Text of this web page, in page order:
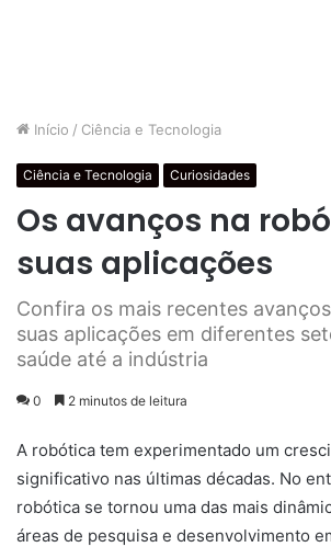
Início / Ciência e Tecnologia
Ciência e Tecnologia Curiosidades
Os avanços na
suas aplicações
Confira os mais recentes
suas aplicações em diferentes
saúde até a indústria
0 2 minutos de leitura
A robótica tem experimentado um
significativo nas últimas décadas. No
robótica se tornou uma das mais
áreas de pesquisa e desenvolvimento